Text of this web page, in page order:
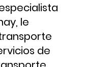
especialista
le
de